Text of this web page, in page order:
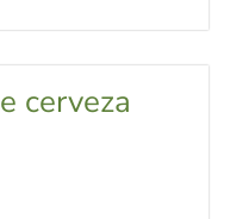
cerveza